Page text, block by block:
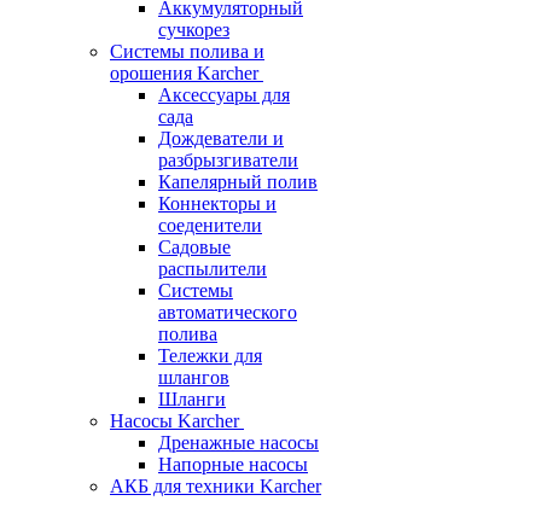
Аккумуляторный
сучкорез
Системы полива и
орошения Karcher
Аксессуары для
сада
Дождеватели и
разбрызгиватели
Капелярный полив
Коннекторы и
соеденители
Садовые
распылители
Системы
автоматического
полива
Тележки для
шлангов
Шланги
Насосы Karcher
Дренажные насосы
Напорные насосы
АКБ для техники Karcher